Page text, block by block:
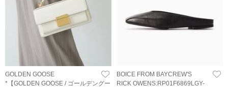
GOLDEN GOOSE
*【GOLDEN GOOSE / ゴールデングー
BOICE FROM BAYCREW'S
RICK OWENS:RP01F6869LGY-